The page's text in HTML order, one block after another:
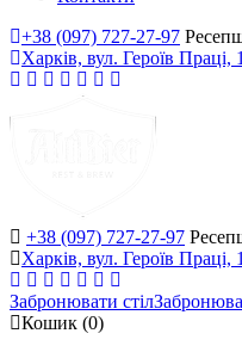
+38 (097) 727-27-97
Харків, вул. Героїв Праці,
+38 (097) 727-27-97
Харків, вул. Героїв Праці,
Забронювати стіл
Кошик (0)